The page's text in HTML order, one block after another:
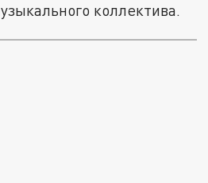
коллектива.